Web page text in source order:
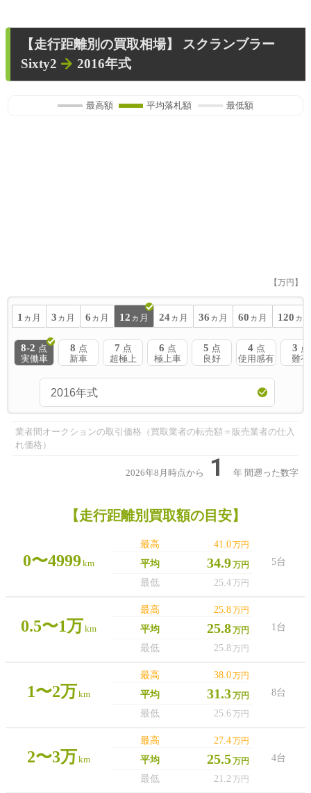
【走行距離別の買取相場】
スクランブラー
Sixty2
2016年式
最高額 平均落札額 最低額
【万円】
1 ヵ月 3 ヵ月 6 ヵ月 12 ヵ月 24 ヵ月 36 ヵ月 60 ヵ月 120 ヵ
8-2 点
実働車
8 点
新車
7 点
超極上
6 点
極上車
5 点
良好
4 点
使用感有
3 点
難有
業者間オークションの取引価格（買取業者の転売額＝販売業者の仕入
れ価格）
2026年8月時点から 1 年 間遡った数字
【走行距離別買取額の目安】
0〜4999km
最高 41.0万円
5台
平均 34.9万円
最低 25.4万円
0.5〜1万km
最高 25.8万円
1台
平均 25.8万円
最低 25.8万円
1〜2万km
最高 38.0万円
8台
平均 31.3万円
最低 25.6万円
2〜3万km
最高 27.4万円
4台
平均 25.5万円
最低 21.2 万円